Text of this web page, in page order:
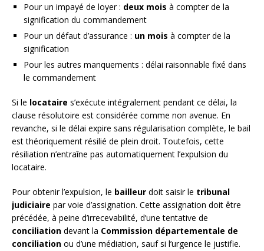
Pour un impayé de loyer : deux mois à compter de la
signification du commandement
Pour un défaut d’assurance : un mois à compter de la
signification
Pour les autres manquements : délai raisonnable fixé dans
le commandement
Si le locataire s’exécute intégralement pendant ce délai, la
clause résolutoire est considérée comme non avenue. En
revanche, si le délai expire sans régularisation complète, le bail
est théoriquement résilié de plein droit. Toutefois, cette
résiliation n’entraîne pas automatiquement l’expulsion du
locataire.
Pour obtenir l’expulsion, le bailleur doit saisir le tribunal
judiciaire par voie d’assignation. Cette assignation doit être
précédée, à peine d’irrecevabilité, d’une tentative de
conciliation devant la Commission départementale de
conciliation ou d’une médiation, sauf si l’urgence le justifie.